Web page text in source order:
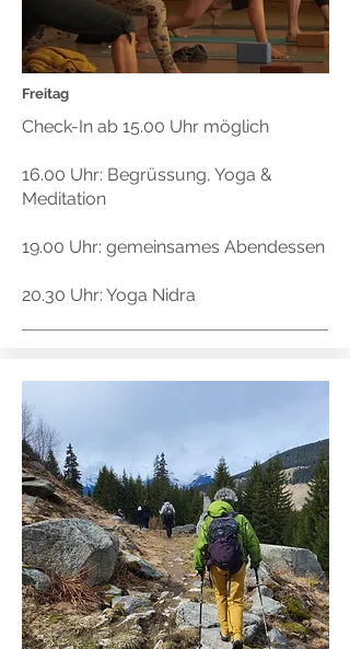
Freitag
Check-In ab 15.00 Uhr möglich
16.00 Uhr: Begrüssung, Yoga &
Meditation
19.00 Uhr: gemeinsames Abendessen
20.30 Uhr: Yoga Nidra